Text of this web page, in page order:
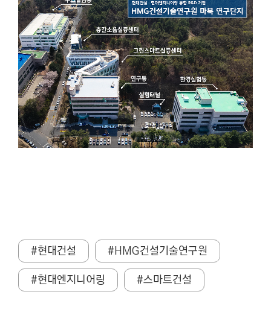
#현대건설
#HMG건설기술연구원
#현대엔지니어링
#스마트건설